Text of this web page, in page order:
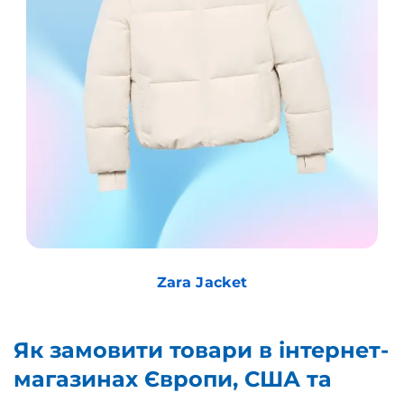
Zara Jacket
Як замовити товари в інтернет-
магазинах Європи, США та